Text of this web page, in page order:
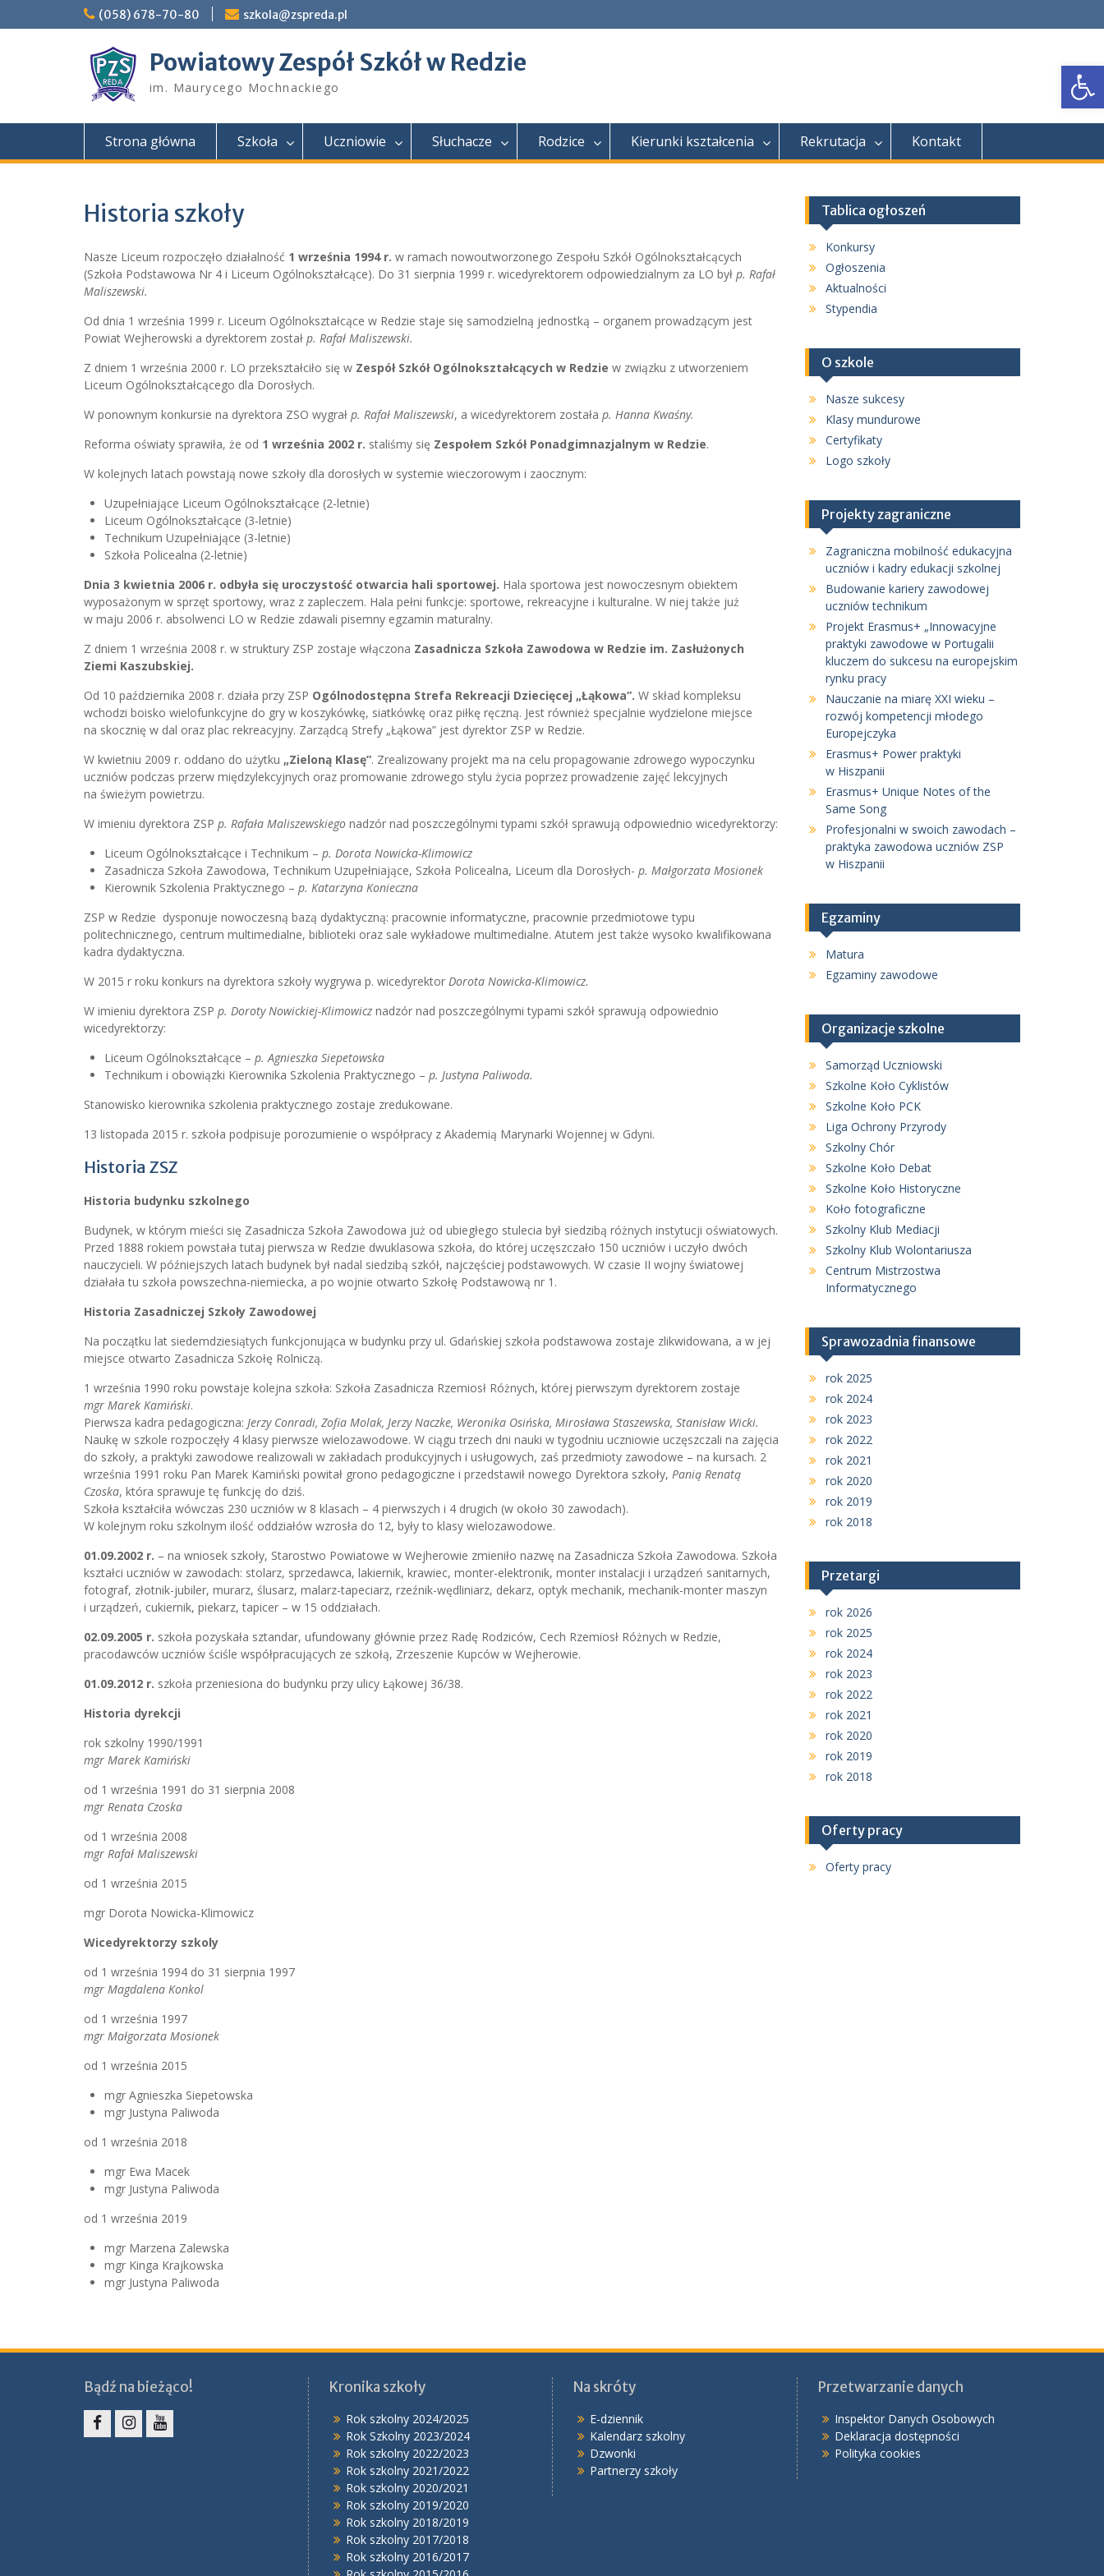
to
(058) 678-70-80 szkola@zspreda.pl
Powiatowy Zespół Szkół w Redzie
im. Maurycego Mochnackiego
Strona główna Szkoła Uczniowie Słuchacze Rodzice Kierunki kształcenia Rekrutacja Kontakt
Historia szkoły
Nasze Liceum rozpoczęło działalność 1 września 1994 r. w ramach nowoutworzonego Zespołu Szkół Ogólnokształcących
(Szkoła Podstawowa Nr 4 i Liceum Ogólnokształcące). Do 31 sierpnia 1999 r. wicedyrektorem odpowiedzialnym za LO był p. Rafał
Maliszewski.
Od dnia 1 września 1999 r. Liceum Ogólnokształcące w Redzie staje się samodzielną jednostką – organem prowadzącym jest
Powiat Wejherowski a dyrektorem został p. Rafał Maliszewski.
Z dniem 1 września 2000 r. LO przekształciło się w Zespół Szkół Ogólnokształcących w Redzie w związku z utworzeniem
Liceum Ogólnokształcącego dla Dorosłych.
W ponownym konkursie na dyrektora ZSO wygrał p. Rafał Maliszewski, a wicedyrektorem została p. Hanna Kwaśny.
Reforma oświaty sprawiła, że od 1 września 2002 r. staliśmy się Zespołem Szkół Ponadgimnazjalnym w Redzie.
W kolejnych latach powstają nowe szkoły dla dorosłych w systemie wieczorowym i zaocznym:
Uzupełniające Liceum Ogólnokształcące (2-letnie)
Liceum Ogólnokształcące (3-letnie)
Technikum Uzupełniające (3-letnie)
Szkoła Policealna (2-letnie)
Dnia 3 kwietnia 2006 r. odbyła się uroczystość otwarcia hali sportowej. Hala sportowa jest nowoczesnym obiektem
wyposażonym w sprzęt sportowy, wraz z zapleczem. Hala pełni funkcje: sportowe, rekreacyjne i kulturalne. W niej także już
w maju 2006 r. absolwenci LO w Redzie zdawali pisemny egzamin maturalny.
Z dniem 1 września 2008 r. w struktury ZSP zostaje włączona Zasadnicza Szkoła Zawodowa w Redzie im. Zasłużonych
Ziemi Kaszubskiej.
Od 10 października 2008 r. działa przy ZSP Ogólnodostępna Strefa Rekreacji Dziecięcej „Łąkowa”. W skład kompleksu
wchodzi boisko wielofunkcyjne do gry w koszykówkę, siatkówkę oraz piłkę ręczną. Jest również specjalnie wydzielone miejsce
na skocznię w dal oraz plac rekreacyjny. Zarządcą Strefy „Łąkowa” jest dyrektor ZSP w Redzie.
W kwietniu 2009 r. oddano do użytku „Zieloną Klasę”. Zrealizowany projekt ma na celu propagowanie zdrowego wypoczynku
uczniów podczas przerw międzylekcyjnych oraz promowanie zdrowego stylu życia poprzez prowadzenie zajęć lekcyjnych
na świeżym powietrzu.
W imieniu dyrektora ZSP p. Rafała Maliszewskiego nadzór nad poszczególnymi typami szkół sprawują odpowiednio wicedyrektorzy:
Liceum Ogólnokształcące i Technikum – p. Dorota Nowicka-Klimowicz
Zasadnicza Szkoła Zawodowa, Technikum Uzupełniające, Szkoła Policealna, Liceum dla Dorosłych- p. Małgorzata Mosionek
Kierownik Szkolenia Praktycznego – p. Katarzyna Konieczna
ZSP w Redzie dysponuje nowoczesną bazą dydaktyczną: pracownie informatyczne, pracownie przedmiotowe typu
politechnicznego, centrum multimedialne, biblioteki oraz sale wykładowe multimedialne. Atutem jest także wysoko kwalifikowana
kadra dydaktyczna.
W 2015 r roku konkurs na dyrektora szkoły wygrywa p. wicedyrektor Dorota Nowicka-Klimowicz.
W imieniu dyrektora ZSP p. Doroty Nowickiej-Klimowicz nadzór nad poszczególnymi typami szkół sprawują odpowiednio
wicedyrektorzy:
Liceum Ogólnokształcące – p. Agnieszka Siepetowska
Technikum i obowiązki Kierownika Szkolenia Praktycznego – p. Justyna Paliwoda.
Stanowisko kierownika szkolenia praktycznego zostaje zredukowane.
13 listopada 2015 r. szkoła podpisuje porozumienie o współpracy z Akademią Marynarki Wojennej w Gdyni.
Historia ZSZ
Historia budynku szkolnego
Budynek, w którym mieści się Zasadnicza Szkoła Zawodowa już od ubiegłego stulecia był siedzibą różnych instytucji oświatowych.
Przed 1888 rokiem powstała tutaj pierwsza w Redzie dwuklasowa szkoła, do której uczęszczało 150 uczniów i uczyło dwóch
nauczycieli. W późniejszych latach budynek był nadal siedzibą szkół, najczęściej podstawowych. W czasie II wojny światowej
działała tu szkoła powszechna-niemiecka, a po wojnie otwarto Szkołę Podstawową nr 1.
Historia Zasadniczej Szkoły Zawodowej
Na początku lat siedemdziesiątych funkcjonująca w budynku przy ul. Gdańskiej szkoła podstawowa zostaje zlikwidowana, a w jej
miejsce otwarto Zasadnicza Szkołę Rolniczą.
1 września 1990 roku powstaje kolejna szkoła: Szkoła Zasadnicza Rzemiosł Różnych, której pierwszym dyrektorem zostaje
mgr Marek Kamiński.
Pierwsza kadra pedagogiczna: Jerzy Conradi, Zofia Molak, Jerzy Naczke, Weronika Osińska, Mirosława Staszewska, Stanisław Wicki.
Naukę w szkole rozpoczęły 4 klasy pierwsze wielozawodowe. W ciągu trzech dni nauki w tygodniu uczniowie uczęszczali na zajęcia
do szkoły, a praktyki zawodowe realizowali w zakładach produkcyjnych i usługowych, zaś przedmioty zawodowe – na kursach. 2
września 1991 roku Pan Marek Kamiński powitał grono pedagogiczne i przedstawił nowego Dyrektora szkoły, Panią Renatą
Czoska, która sprawuje tę funkcję do dziś.
Szkoła kształciła wówczas 230 uczniów w 8 klasach – 4 pierwszych i 4 drugich (w około 30 zawodach).
W kolejnym roku szkolnym ilość oddziałów wzrosła do 12, były to klasy wielozawodowe.
01.09.2002 r. – na wniosek szkoły, Starostwo Powiatowe w Wejherowie zmieniło nazwę na Zasadnicza Szkoła Zawodowa. Szkoła
kształci uczniów w zawodach: stolarz, sprzedawca, lakiernik, krawiec, monter-elektronik, monter instalacji i urządzeń sanitarnych,
fotograf, złotnik-jubiler, murarz, ślusarz, malarz-tapeciarz, rzeźnik-wędliniarz, dekarz, optyk mechanik, mechanik-monter maszyn
i urządzeń, cukiernik, piekarz, tapicer – w 15 oddziałach.
02.09.2005 r. szkoła pozyskała sztandar, ufundowany głównie przez Radę Rodziców, Cech Rzemiosł Różnych w Redzie,
pracodawców uczniów ściśle współpracujących ze szkołą, Zrzeszenie Kupców w Wejherowie.
01.09.2012 r. szkoła przeniesiona do budynku przy ulicy Łąkowej 36/38.
Historia dyrekcji
rok szkolny 1990/1991
mgr Marek Kamiński
od 1 września 1991 do 31 sierpnia 2008
mgr Renata Czoska
od 1 września 2008
mgr Rafał Maliszewski
od 1 września 2015
mgr Dorota Nowicka-Klimowicz
Wicedyrektorzy szkoly
od 1 września 1994 do 31 sierpnia 1997
mgr Magdalena Konkol
od 1 września 1997
mgr Małgorzata Mosionek
od 1 września 2015
mgr Agnieszka Siepetowska
mgr Justyna Paliwoda
od 1 września 2018
mgr Ewa Macek
mgr Justyna Paliwoda
od 1 września 2019
mgr Marzena Zalewska
mgr Kinga Krajkowska
mgr Justyna Paliwoda
Tablica ogłoszeń
Konkursy
Ogłoszenia
Aktualności
Stypendia
O szkole
Nasze sukcesy
Klasy mundurowe
Certyfikaty
Logo szkoły
Projekty zagraniczne
Zagraniczna mobilność edukacyjna
uczniów i kadry edukacji szkolnej
Budowanie kariery zawodowej
uczniów technikum
Projekt Erasmus+ „Innowacyjne
praktyki zawodowe w Portugalii
kluczem do sukcesu na europejskim
rynku pracy
Nauczanie na miarę XXI wieku –
rozwój kompetencji młodego
Europejczyka
Erasmus+ Power praktyki
w Hiszpanii
Erasmus+ Unique Notes of the
Same Song
Profesjonalni w swoich zawodach –
praktyka zawodowa uczniów ZSP
w Hiszpanii
Egzaminy
Matura
Egzaminy zawodowe
Organizacje szkolne
Samorząd Uczniowski
Szkolne Koło Cyklistów
Szkolne Koło PCK
Liga Ochrony Przyrody
Szkolny Chór
Szkolne Koło Debat
Szkolne Koło Historyczne
Koło fotograficzne
Szkolny Klub Mediacji
Szkolny Klub Wolontariusza
Centrum Mistrzostwa
Informatycznego
Sprawozadnia finansowe
rok 2025
rok 2024
rok 2023
rok 2022
rok 2021
rok 2020
rok 2019
rok 2018
Przetargi
rok 2026
rok 2025
rok 2024
rok 2023
rok 2022
rok 2021
rok 2020
rok 2019
rok 2018
Oferty pracy
Oferty pracy
Bądź na bieżąco! Kronika szkoły
Rok szkolny 2024/2025
Rok Szkolny 2023/2024
Rok szkolny 2022/2023
Rok szkolny 2021/2022
Rok szkolny 2020/2021
Rok szkolny 2019/2020
Rok szkolny 2018/2019
Rok szkolny 2017/2018
Rok szkolny 2016/2017
Na skróty
E-dziennik
Kalendarz szkolny
Dzwonki
Partnerzy szkoły
Przetwarzanie danych
Inspektor Danych Osobowych
Deklaracja dostępności
Polityka cookies